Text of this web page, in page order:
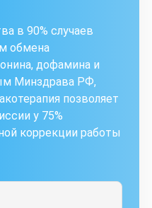
в 90% случаев
обмена
дофамина и
Минздрава РФ,
позволяет
у 75%
коррекции работы